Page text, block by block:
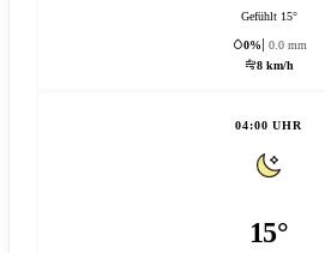
Gefühlt 15°
0%
0.0 mm
8 km/h
04:00 UHR
15°